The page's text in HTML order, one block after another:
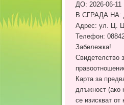
ДО: 2026-06-11
В СГРАДА НА:
Адрес: ул. Ц.
Телефон:
Забележка!
Свидетелство
Карта за
длъжност (ако
се изискват